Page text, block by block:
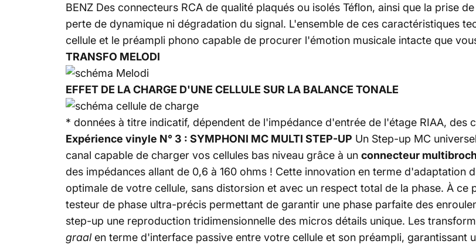
BENZ Des connecteurs RCA de qualité plaqués ou isolés Téflon, ainsi que la prise
perte de dynamique ni dégradation du signal. L'ensemble de ces caractéristiques
cellule et le préampli phono capable de procurer l'émotion musicale intacte que
TRANSFO MELODI
EFFET DE LA CHARGE D'UNE CELLULE SUR LA BALANCE TONALE
* données à titre indicatif, dépendent de l'impédance d'entrée de l'étage RIAA, des
Expérience vinyle N° 3 : SYMPHONI MC MULTI STEP-UP Un Step-up MC
canal capable de charger vos cellules bas niveau grâce à un connecteur
des impédances allant de 0,6 à 160 ohms ! Cette innovation en terme d'adaptation
optimale de votre cellule, sans distorsion et avec un respect total de la phase. À ce
testeur de phase ultra-précis permettant de garantir une phase parfaite des
step-up une reproduction tridimensionnelle des micros détails unique. Les
graalen terme d'interface passive entre votre cellule et son préampli, garantissant